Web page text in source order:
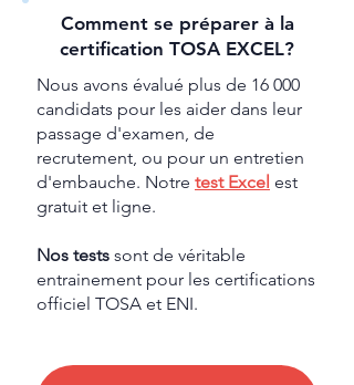
Comment se préparer à la
certification TOSA EXCEL?
Nous avons évalué plus de 16 000
candidats pour les aider dans leur
passage d'examen, de
recrutement, ou pour un entretien
d'embauche. Notre test Excel est
gratuit et ligne.
Nos tests sont de véritable
entrainement pour les certifications
officiel TOSA et ENI.